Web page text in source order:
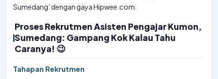
Sumedang’ dengan gaya Hipwee.com:
Proses Rekrutmen Asisten Pengajar Kumon,
Sumedang: Gampang Kok Kalau Tahu
Caranya! 😉
Tahapan Rekrutmen